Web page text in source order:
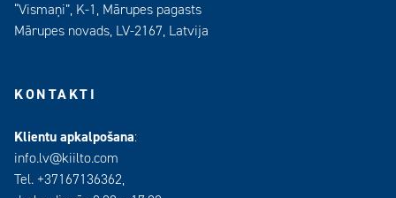
“Vismaņi”, K-1, Mārupes pagasts
Mārupes novads, LV-2167, Latvija
KONTAKTI
Klientu apkalpošana:
info.lv@kiilto.com
Tel. +37167136362,